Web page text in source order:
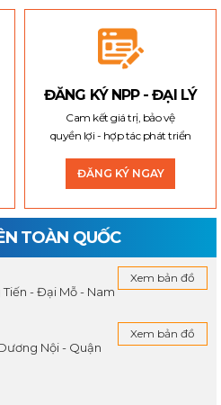
ĐĂNG KÝ NPP - ĐẠI LÝ
Cam kết giá trị, bảo vệ
quyền lợi - hợp tác phát triển
ĐĂNG KÝ NGAY
TOÀN QUỐC
Xem bản đồ
Tiến - Đại Mỗ - Nam
Xem bản đồ
Nội - Quận